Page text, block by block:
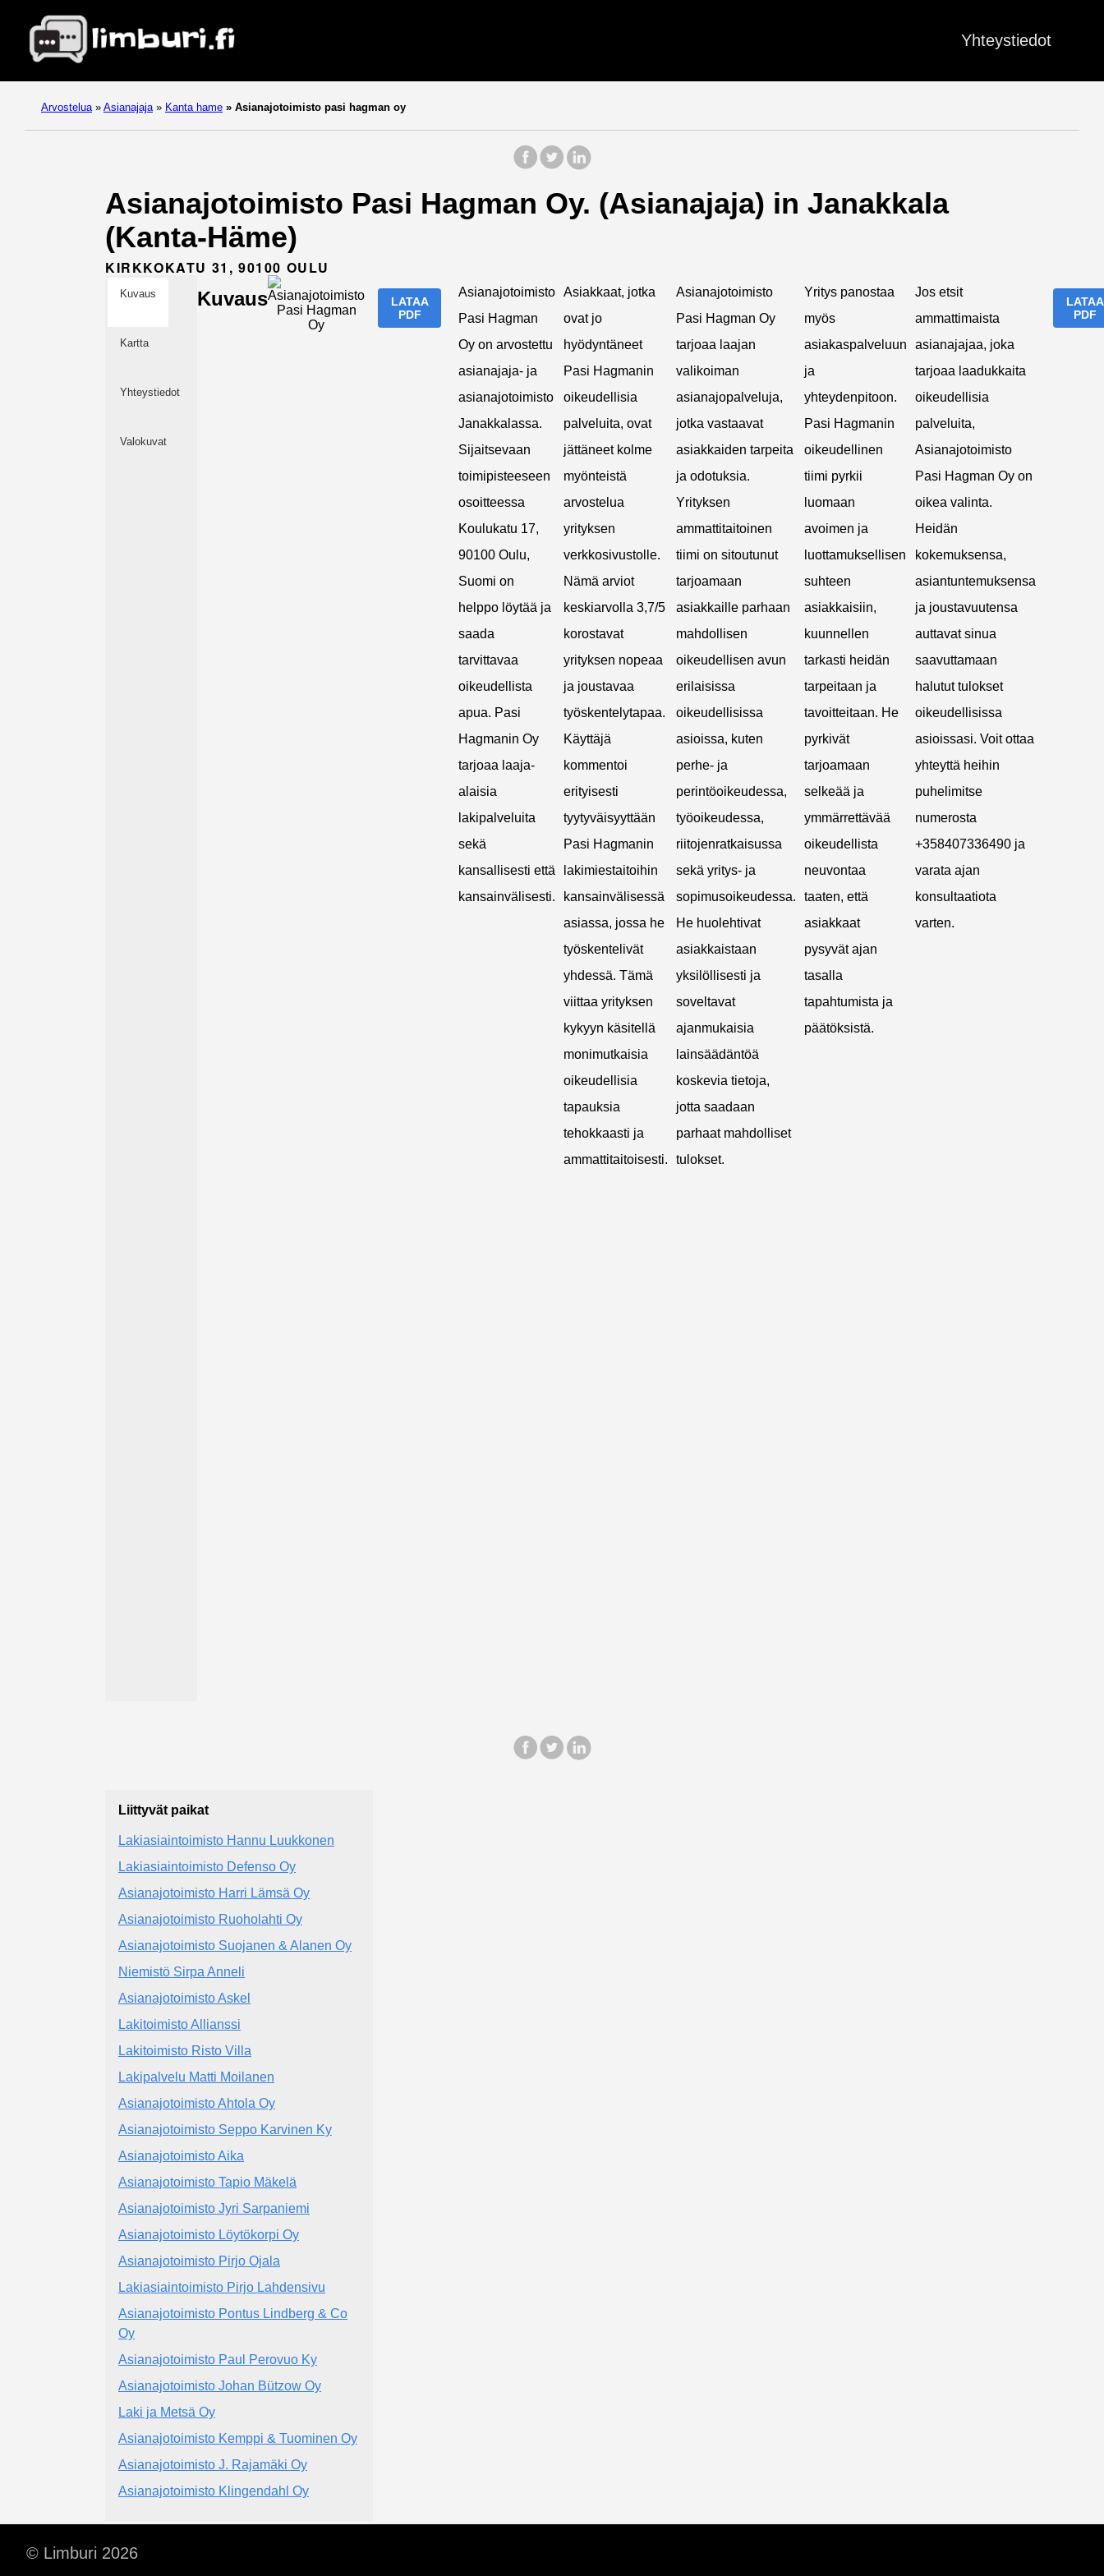
Yhteystiedot
Arvostelua » Asianajaja » Kanta hame » Asianajotoimisto pasi hagman oy
Asianajotoimisto Pasi Hagman Oy. (Asianajaja) in Janakkala
(Kanta-Häme)
KIRKKOKATU 31, 90100 OULU
Kuvaus
Kartta
Yhteystiedot
Valokuvat
Kuvaus
LATAA
PDF
Asianajotoimisto
Pasi Hagman
Oy on arvostettu
asianajaja- ja
asianajotoimisto
Janakkalassa.
Sijaitsevaan
toimipisteeseen
osoitteessa
Koulukatu 17,
90100 Oulu,
Suomi on
helppo löytää ja
saada
tarvittavaa
oikeudellista
apua. Pasi
Hagmanin Oy
tarjoaa laaja-
alaisia
lakipalveluita
sekä
kansallisesti että
kansainvälisesti.
Asiakkaat, jotka
ovat jo
hyödyntäneet
Pasi Hagmanin
oikeudellisia
palveluita, ovat
jättäneet kolme
myönteistä
arvostelua
yrityksen
verkkosivustolle.
Nämä arviot
keskiarvolla 3,7/5
korostavat
yrityksen nopeaa
ja joustavaa
työskentelytapaa.
Käyttäjä
kommentoi
erityisesti
tyytyväisyyttään
Pasi Hagmanin
lakimiestaitoihin
kansainvälisessä
asiassa, jossa he
työskentelivät
yhdessä. Tämä
viittaa yrityksen
kykyyn käsitellä
monimutkaisia ​​
oikeudellisia
tapauksia
tehokkaasti ja
ammattitaitoisesti.
Asianajotoimisto
Pasi Hagman Oy
tarjoaa laajan
valikoiman
asianajopalveluja,
jotka vastaavat
asiakkaiden tarpeita
ja odotuksia.
Yrityksen
ammattitaitoinen
tiimi on sitoutunut
tarjoamaan
asiakkaille parhaan
mahdollisen
oikeudellisen avun
erilaisissa
oikeudellisissa
asioissa, kuten
perhe- ja
perintöoikeudessa,
työoikeudessa,
riitojenratkaisussa
sekä yritys- ja
sopimusoikeudessa.
He huolehtivat
asiakkaistaan ​​
yksilöllisesti ja
soveltavat
ajanmukaisia ​​
lainsäädäntöä
koskevia tietoja,
jotta saadaan
parhaat mahdolliset
tulokset.
Yritys panostaa
myös
asiakaspalveluun
ja
yhteydenpitoon.
Pasi Hagmanin
oikeudellinen
tiimi pyrkii
luomaan
avoimen ja
luottamuksellisen
suhteen
asiakkaisiin,
kuunnellen
tarkasti heidän
tarpeitaan ja
tavoitteitaan. He
pyrkivät
tarjoamaan
selkeää ja
ymmärrettävää
oikeudellista
neuvontaa
taaten, että
asiakkaat
pysyvät ajan
tasalla
tapahtumista ja
päätöksistä.
Jos etsit
ammattimaista
asianajajaa, joka
tarjoaa laadukkaita
oikeudellisia
palveluita,
Asianajotoimisto
Pasi Hagman Oy on
oikea valinta.
Heidän
kokemuksensa,
asiantuntemuksensa
ja joustavuutensa
auttavat sinua
saavuttamaan
halutut tulokset
oikeudellisissa
asioissasi. Voit ottaa
yhteyttä heihin
puhelimitse
numerosta
+358407336490 ja
varata ajan
konsultaatiota
varten.
LATAA
PDF
Liittyvät paikat
Lakiasiaintoimisto Hannu Luukkonen
Lakiasiaintoimisto Defenso Oy
Asianajotoimisto Harri Lämsä Oy
Asianajotoimisto Ruoholahti Oy
Asianajotoimisto Suojanen & Alanen Oy
Niemistö Sirpa Anneli
Asianajotoimisto Askel
Lakitoimisto Allianssi
Lakitoimisto Risto Villa
Lakipalvelu Matti Moilanen
Asianajotoimisto Ahtola Oy
Asianajotoimisto Seppo Karvinen Ky
Asianajotoimisto Aika
Asianajotoimisto Tapio Mäkelä
Asianajotoimisto Jyri Sarpaniemi
Asianajotoimisto Löytökorpi Oy
Asianajotoimisto Pirjo Ojala
Lakiasiaintoimisto Pirjo Lahdensivu
Asianajotoimisto Pontus Lindberg & Co
Oy
Asianajotoimisto Paul Perovuo Ky
Asianajotoimisto Johan Bützow Oy
Laki ja Metsä Oy
Asianajotoimisto Kemppi & Tuominen Oy
Asianajotoimisto J. Rajamäki Oy
Asianajotoimisto Klingendahl Oy
© Limburi 2026